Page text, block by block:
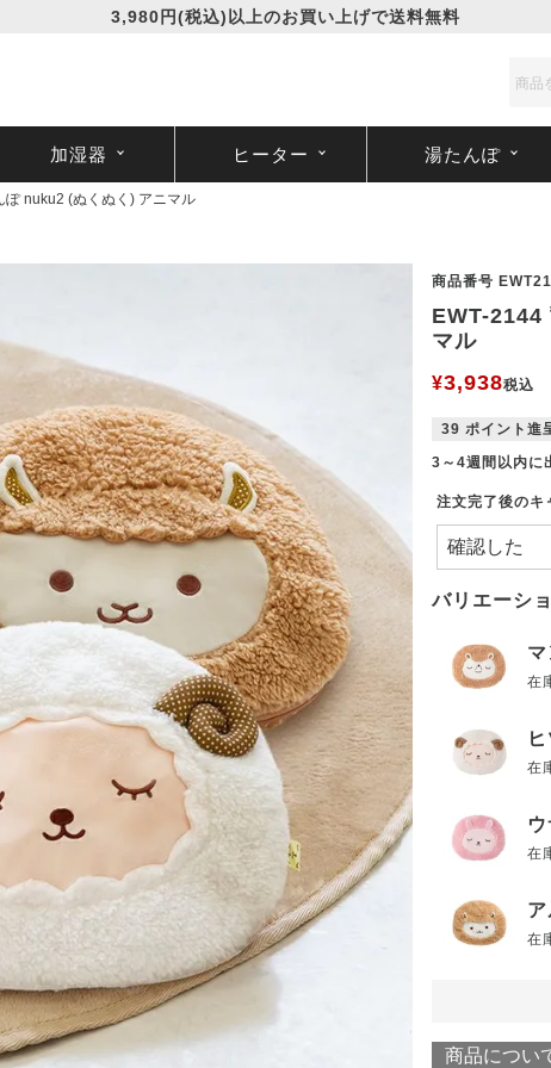
3,980円(税込)以上のお買い上げで送料無料
加湿器 ヒーター 湯たんぽ
ぽ nuku2 (ぬくぬく) アニマル
商品番号
EWT-2144
マル
¥3,938税込
39 ポイント進
3～4週間以内に
注文完了後のキ
バリエーシ
在
在
在
ア
在
商品につい